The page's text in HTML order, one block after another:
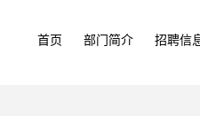
首页 部门简介 招聘信